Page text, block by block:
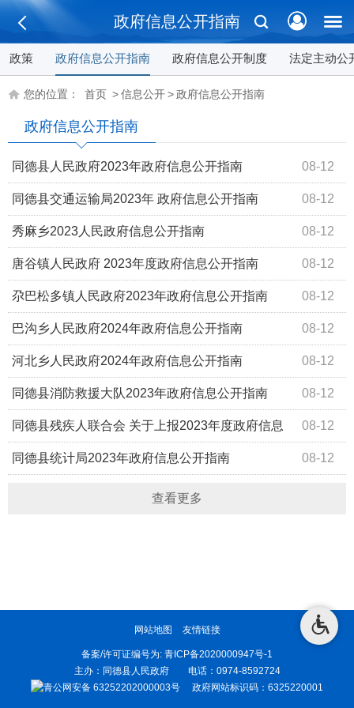
政府信息公开指南
政策 政府信息公开指南 政府信息公开制度 法定主动公
您的位置： 首页 >信息公开>政府信息公开指南
政府信息公开指南
08-12
同德县人民政府2023年政府信息公开指南
08-12
同德县交通运输局2023年 政府信息公开指南
08-12
秀麻乡2023人民政府信息公开指南
08-12
唐谷镇人民政府 2023年度政府信息公开指南
08-12
尕巴松多镇人民政府2023年政府信息公开指南
08-12
巴沟乡人民政府2024年政府信息公开指南
08-12
河北乡人民政府2024年政府信息公开指南
08-12
同德县消防救援大队2023年政府信息公开指南
08-12
同德县残疾人联合会 关于上报2023年度政府信息
公开指南 08-12
同德县统计局2023年政府信息公开指南
查看更多
网站地图 友情链接
备案/许可证编号为: 青ICP备2020000947号-1
主办：同德县人民政府 电话：0974-8592724
青公网安备 63252202000003号 政府网站标识码：6325220001